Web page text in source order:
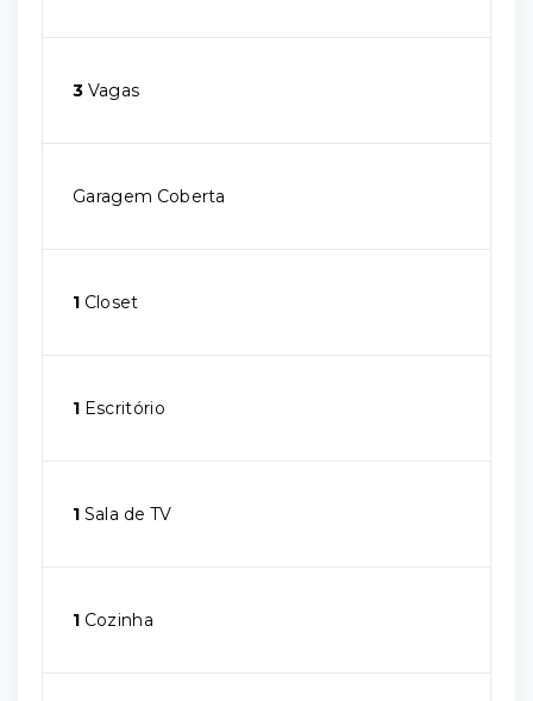
3 Vagas
Garagem Coberta
1 Closet
1 Escritório
1 Sala de TV
1 Cozinha